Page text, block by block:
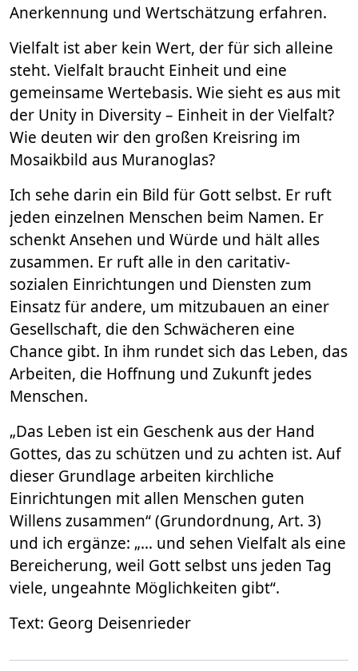
Anerkennung und Wertschätzung erfahren.
Vielfalt ist aber kein Wert, der für sich alleine
steht. Vielfalt braucht Einheit und eine
gemeinsame Wertebasis. Wie sieht es aus mit
der Unity in Diversity – Einheit in der Vielfalt?
Wie deuten wir den großen Kreisring im
Mosaikbild aus Muranoglas?
Ich sehe darin ein Bild für Gott selbst. Er ruft
jeden einzelnen Menschen beim Namen. Er
schenkt Ansehen und Würde und hält alles
zusammen. Er ruft alle in den caritativ-
sozialen Einrichtungen und Diensten zum
Einsatz für andere, um mitzubauen an einer
Gesellschaft, die den Schwächeren eine
Chance gibt. In ihm rundet sich das Leben, das
Arbeiten, die Hoffnung und Zukunft jedes
Menschen.
„Das Leben ist ein Geschenk aus der Hand
Gottes, das zu schützen und zu achten ist. Auf
dieser Grundlage arbeiten kirchliche
Einrichtungen mit allen Menschen guten
Willens zusammen“ (Grundordnung, Art. 3)
und ich ergänze: „… und sehen Vielfalt als eine
Bereicherung, weil Gott selbst uns jeden Tag
viele, ungeahnte Möglichkeiten gibt“.
Text: Georg Deisenrieder